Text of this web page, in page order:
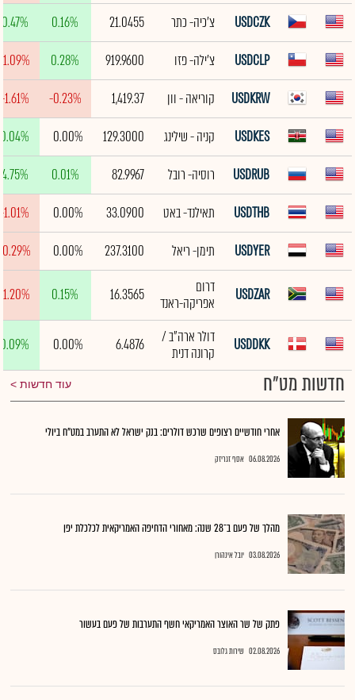
USDCZK צ'כיה- כתר 21.0455
0.16%
0.47%
USDCLP
צ'ילה- פזו 919.9600
0.28%
-1.09%
USDKRW
קוריאה - וון 1,419.37
-0.23%
-1.61%
USDKES
קניה - שילינג 129.3000
0.00%
0.04%
USDRUB
רוסיה- רובל 82.9967
0.01%
4.75%
USDTHB
תאילנד- באט 33.0900
0.00%
-1.01%
USDYER
תימן- ריאל 237.3100
0.00%
USDZAR
דרום
אפריקה-ראנד
16.3565
0.15%
-1.20%
USDDKK
דולר ארה"ב /
קרונה דנית
6.4876
0.00%
0.09%
חדשות מט"ח עוד חדשות
אחרי חודשיים רצופים שרכש דולרים: בנק ישראל לא התערב במט"ח ביולי
06.08.2026 אסף זגריזק
מהלך של פעם ב־28 שנה: מאחורי הדחיפה האמריקאית לכלכלת יפן
03.08.2026 יובל אינהורן
פתק של שר האוצר האמריקאי חשף התערבות של פעם בעשור
02.08.2026 שירות גלובס